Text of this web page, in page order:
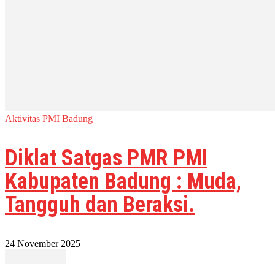
Aktivitas PMI Badung
Diklat Satgas PMR PMI
Kabupaten Badung : Muda,
Tangguh dan Beraksi.
24 November 2025